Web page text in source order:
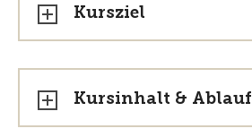
Kursziel
Kursinhalt & Ablauf